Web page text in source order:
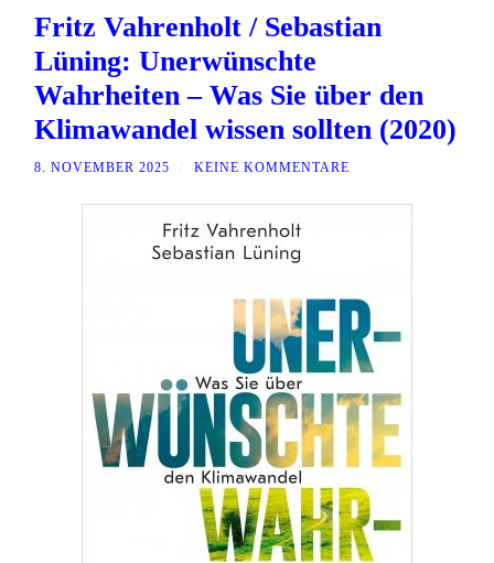
Fritz Vahrenholt / Sebastian
Lüning: Unerwünschte
Wahrheiten – Was Sie über den
Klimawandel wissen sollten (2020)
8. NOVEMBER 2025 KEINE KOMMENTARE